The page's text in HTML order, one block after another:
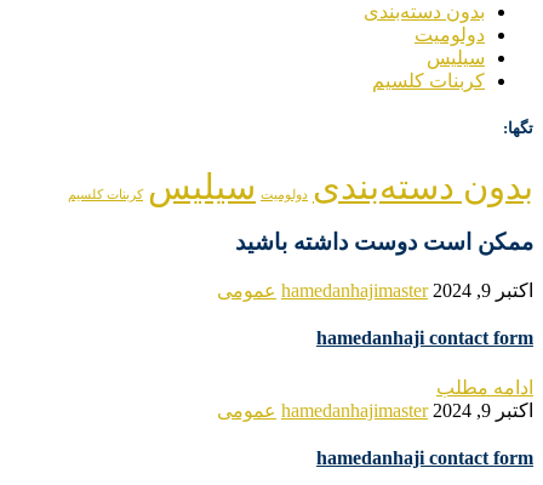
بدون دسته‌بندی
دولومیت
سیلیس
کربنات کلسیم
تگها:
بدون دسته‌بندی دولومیت سیلیس کربنات کلسیم
ممکن است دوست داشته باشید
اکتبر 9, 2024 hamedanhajimaster عمومی
hamedanhaji contact form
ادامه مطلب
اکتبر 9, 2024
hamedanhajimaster عمومی
hamedanhaji contact form